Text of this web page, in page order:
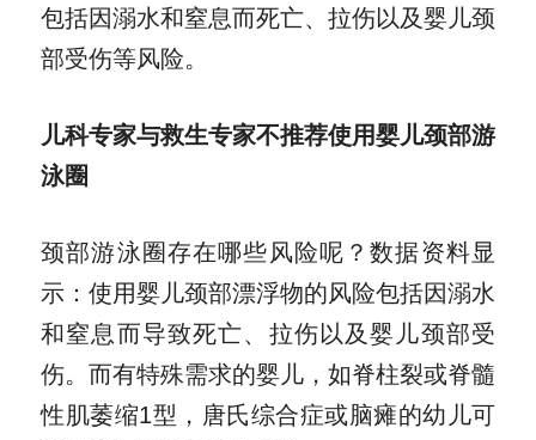
包括因溺水和窒息而死亡、拉伤以及婴儿颈
部受伤等风险。
儿科专家与救生专家不推荐使用婴儿颈部游
泳圈
颈部游泳圈存在哪些风险呢？数据资料显
示：使用婴儿颈部漂浮物的风险包括因溺水
和窒息而导致死亡、拉伤以及婴儿颈部受
伤。而有特殊需求的婴儿，如脊柱裂或脊髓
性肌萎缩1型，唐氏综合症或脑瘫的幼儿可